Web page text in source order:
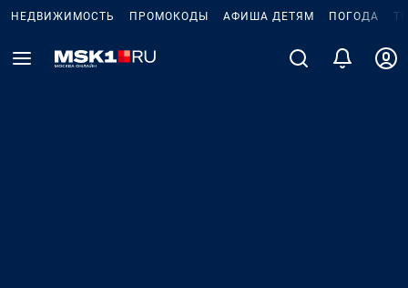
НЕДВИЖИМОСТЬ ПРОМОКОДЫ АФИША ДЕТЯМ ПОГОДА